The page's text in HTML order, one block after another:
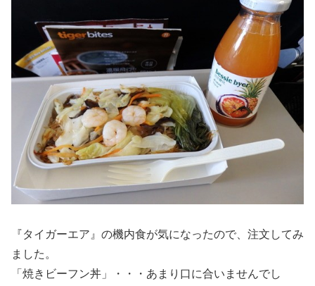
『タイガーエア』の機内食が気になったので、注文してみ
ました。
「焼きビーフン丼」・・・あまり口に合いませんでし